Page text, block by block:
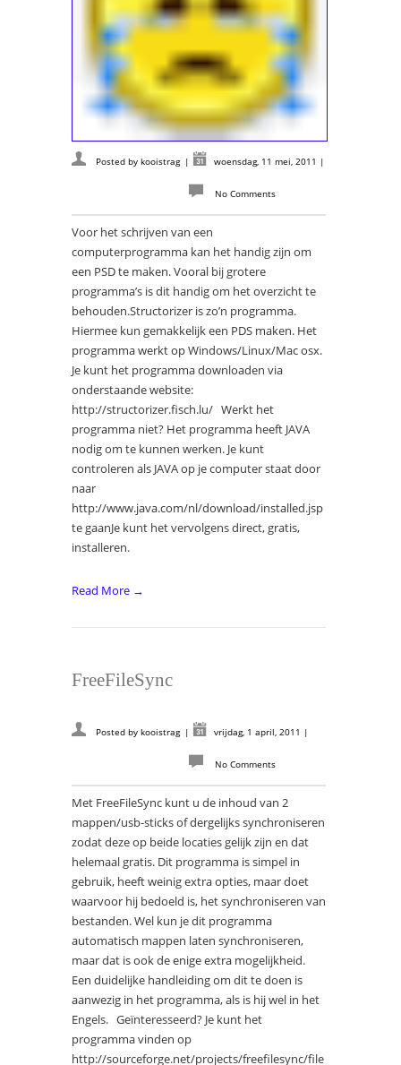
Posted by kooistrag | woensdag, 11 mei, 2011 |
No Comments
Voor het schrijven van een
computerprogramma kan het handig zijn om
een PSD te maken. Vooral bij grotere
programma’s is dit handig om het overzicht te
behouden.Structorizer is zo’n programma.
Hiermee kun gemakkelijk een PDS maken. Het
programma werkt op Windows/Linux/Mac osx.
Je kunt het programma downloaden via
onderstaande website:
http://structorizer.fisch.lu/ Werkt het
programma niet? Het programma heeft JAVA
nodig om te kunnen werken. Je kunt
controleren als JAVA op je computer staat door
naar
http://www.java.com/nl/download/installed.jsp
te gaanJe kunt het vervolgens direct, gratis,
installeren.
Read More →
FreeFileSync
Posted by kooistrag | vrijdag, 1 april, 2011 |
No Comments
Met FreeFileSync kunt u de inhoud van 2
mappen/usb-sticks of dergelijks synchroniseren
zodat deze op beide locaties gelijk zijn en dat
helemaal gratis. Dit programma is simpel in
gebruik, heeft weinig extra opties, maar doet
waarvoor hij bedoeld is, het synchroniseren van
bestanden. Wel kun je dit programma
automatisch mappen laten synchroniseren,
maar dat is ook de enige extra mogelijkheid.
Een duidelijke handleiding om dit te doen is
aanwezig in het programma, als is hij wel in het
Engels. Geïnteresseerd? Je kunt het
programma vinden op
http://sourceforge.net/projects/freefilesync/file